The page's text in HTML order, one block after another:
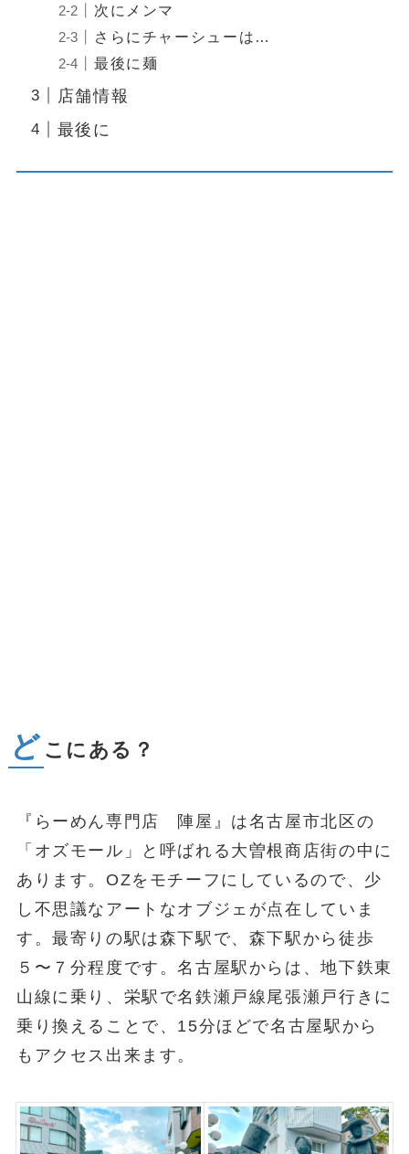
次にメンマ
さらにチャーシューは…
最後に麺
店舗情報
最後に
ど こにある？
『らーめん専門店 陣屋』は名古屋市北区の
「オズモール」と呼ばれる大曽根商店街の中に
あります。OZをモチーフにしているので、少
し不思議なアートなオブジェが点在していま
す。最寄りの駅は森下駅で、森下駅から徒歩
５〜７分程度です。名古屋駅からは、地下鉄東
山線に乗り、栄駅で名鉄瀬戸線尾張瀬戸行きに
乗り換えることで、15分ほどで名古屋駅から
もアクセス出来ます。